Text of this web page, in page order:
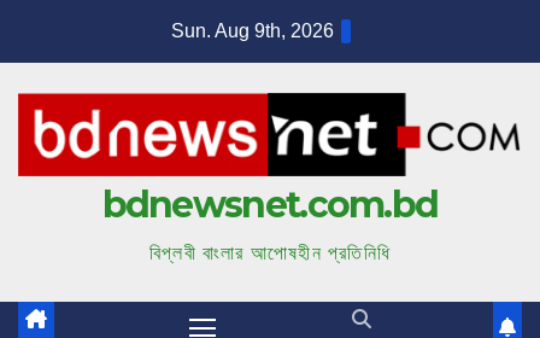
n
Sun. Aug 9th, 2026
bdnewsnet.com.bd
বিপ্লবী বাংলার আপোষহীন প্রতিনিধি